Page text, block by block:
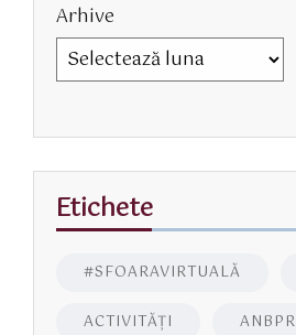
Arhive
Etichete
#SFOARAVIRTUALĂ
ACTIVITĂŢI ANBPR